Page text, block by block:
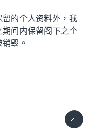
的个人资料外，我
间内保留阁下之个
毁。